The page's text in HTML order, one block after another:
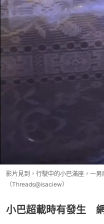
影片見到，行駛中的小巴滿座，一男
（Threads@isaciew）
小巴超載時有發生